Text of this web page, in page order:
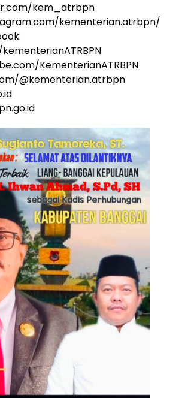
kem_atrbpn
kementerian.atrbpn/
KementerianATRBPN
@kementerian.atrbpn